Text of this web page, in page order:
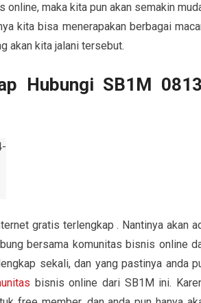
maka kita pun akan semakin
kita bisa menerapakan berbagai
akan kita jalani tersebut.
Hubungi SB1M
gratis terlengkap . Nantinya akan
bersama komunitas bisnis online
sekali, dan yang pastinya anda
bisnis online dari SB1M ini.